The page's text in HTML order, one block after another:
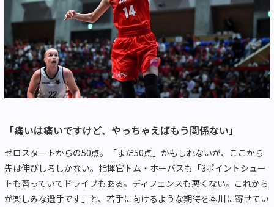
「痛いは痛いですけど、やっちゃえばもう関係ない」
ゼロスタートからの50点。「まだ50点」かもしれないが、ここから
先は伸びしろしかない。指揮官トム・ホーバスも「3ポイントシュー
トも習っていてドライブもある。ディフェンスも悪くない。これから
が楽しみな選手です」と、若手に向けるような期待を本川に寄せてい